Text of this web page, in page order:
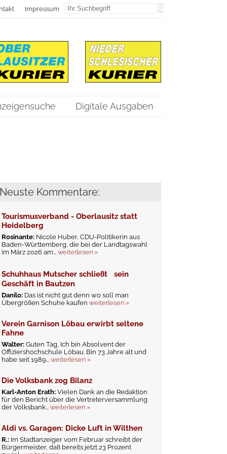
Impressum
Digitale Ausgaben
Neuste Kommentare:
Tourismusverband - Oberlausitz statt
Heidelberg
Rosinante: Nicole Huber, CDU-Politikerin aus
Baden-Württemberg, die bei der Landtagswahl
im März 2026 am...weiterlesen »
Schuhhaus Mutscher schließt sein
Geschäft in Bautzen
Danilo: Das ist nicht gut denn wo soll man
Übergrößen Schuhe kaufenweiterlesen »
Verein Garnison Löbau erwirbt seltene
Fahne
Walter:Guten Tag, Ich bin Absolvent der
Offiziershochschule Löbau. Bin 73 Jahre alt und
habe seit 1989...weiterlesen »
Die Volksbank zog Bilanz
Karl-Anton Erath:Vielen Dank an die Redaktion
für den Bericht über die Vertreterversammlung
der Volksbank...weiterlesen »
Aldi vs. Garagen: Dicke Luft in Wilthen
R.: Im Stadtanzeiger vom Februar schreibt der
Bürgermeister, daß bereits jetzt 23 Prozent